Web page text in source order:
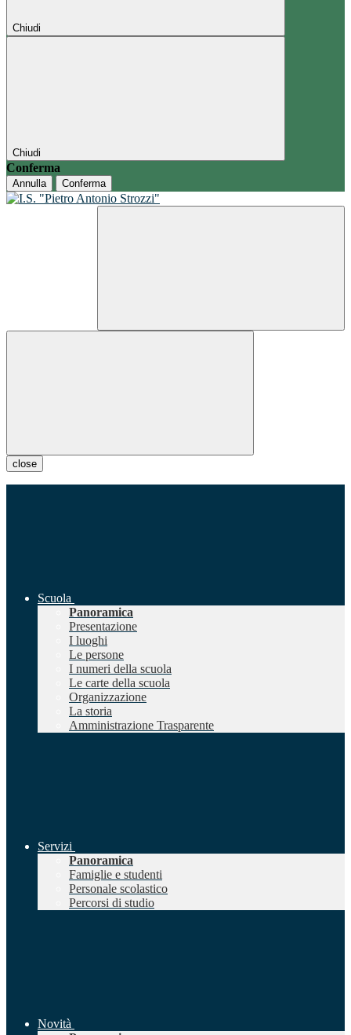
Chiudi
Chiudi
Conferma
Annulla Conferma
close
Scuola
Panoramica
Presentazione
I luoghi
Le persone
I numeri della scuola
Le carte della scuola
Organizzazione
La storia
Amministrazione Trasparente
Servizi
Panoramica
Famiglie e studenti
Personale scolastico
Percorsi di studio
Novità